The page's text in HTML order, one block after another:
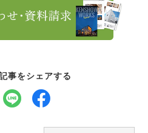
事をシェアする